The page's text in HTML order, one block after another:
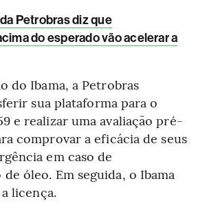
Petrobras diz que
do esperado vão acelerar a
do Ibama, a Petrobras
sua plataforma para o
e realizar uma avaliação pré-
comprovar a eficácia de seus
em caso de
óleo. Em seguida, o Ibama
licença.